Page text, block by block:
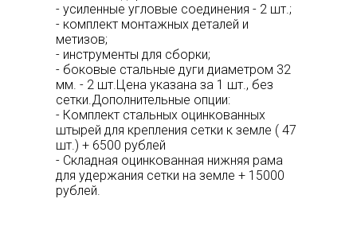
- усиленные угловые соединения - 2 шт.;
- комплект монтажных деталей и
метизов;
- инструменты для сборки;
- боковые стальные дуги диаметром 32
мм. - 2 шт.Цена указана за 1 шт., без
сетки.Дополнительные опции:
- Комплект стальных оцинкованных
штырей для крепления сетки к земле ( 47
шт.) + 6500 рублей
- Складная оцинкованная нижняя рама
для удержания сетки на земле + 15000
рублей.